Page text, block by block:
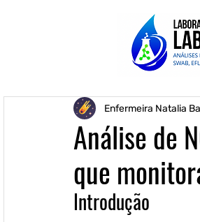
Análise de
que
Enfermeira Natalia
Introdução